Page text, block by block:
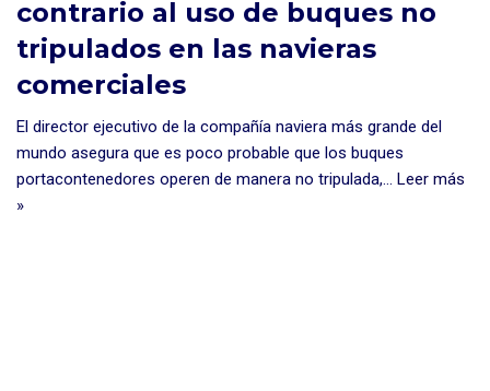
contrario al uso de buques no
tripulados en las navieras
comerciales
El director ejecutivo de la compañía naviera más grande del
mundo asegura que es poco probable que los buques
portacontenedores operen de manera no tripulada,… Leer más
»